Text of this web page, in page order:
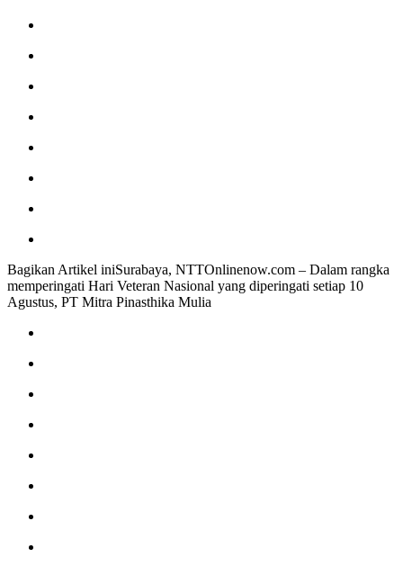
Bagikan Artikel iniSurabaya, NTTOnlinenow.com – Dalam rangka
memperingati Hari Veteran Nasional yang diperingati setiap 10
Agustus, PT Mitra Pinasthika Mulia